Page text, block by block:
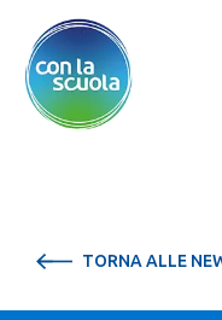
TORNA ALLE